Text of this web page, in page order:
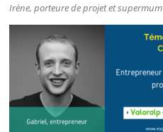
Irène, porteure de projet et supermum